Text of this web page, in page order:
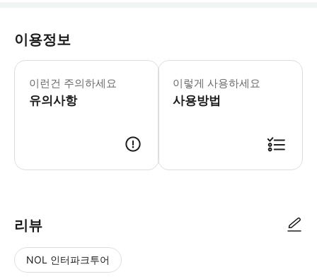
이용정보
이런건 주의하세요
유의사항
이렇게 사용하세요
사용방법
리뷰
NOL 인터파크투어